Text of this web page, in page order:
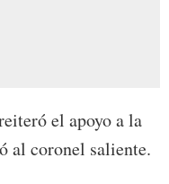
el apoyo a la
al coronel saliente.